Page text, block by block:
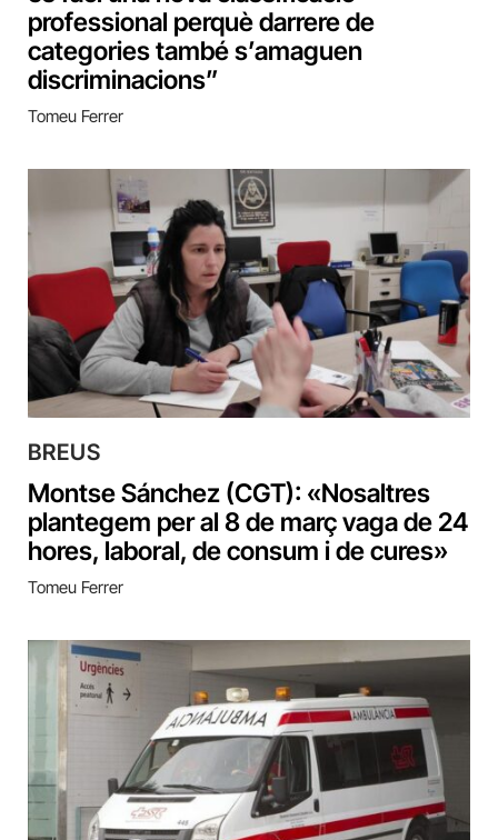
professional perquè darrere de
categories també s’amaguen
discriminacions”
Tomeu Ferrer
BREUS
Montse Sánchez (CGT): «Nosaltres
plantegem per al 8 de març vaga de 24
hores, laboral, de consum i de cures»
Tomeu Ferrer